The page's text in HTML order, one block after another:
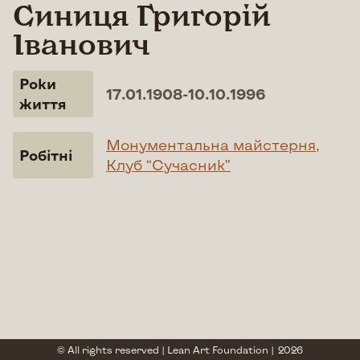
Синиця Григорій
Іванович
Роки
життя
17.01.1908-10.10.1996
Робітні
Монументальна майстерня,
Клуб “Сучасник”
© All rights reserved | Lean Art Foundation | 2026